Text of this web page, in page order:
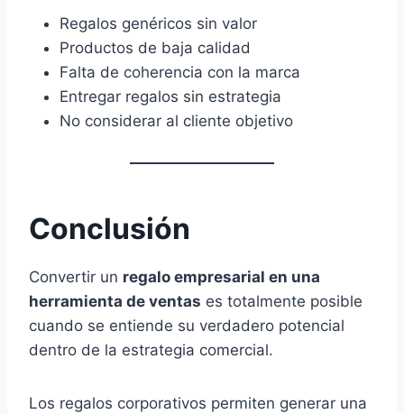
Regalos genéricos sin valor
Productos de baja calidad
Falta de coherencia con la marca
Entregar regalos sin estrategia
No considerar al cliente objetivo
Conclusión
Convertir un regalo empresarial en una
herramienta de ventas es totalmente posible
cuando se entiende su verdadero potencial
dentro de la estrategia comercial.
Los regalos corporativos permiten generar una